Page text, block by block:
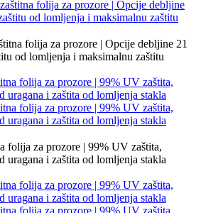
folija za prozore | Opcije debljine 21
od lomljenja i maksimalnu zaštitu
folija za prozore | 99% UV zaštita,
uragana i zaštita od lomljenja stakla